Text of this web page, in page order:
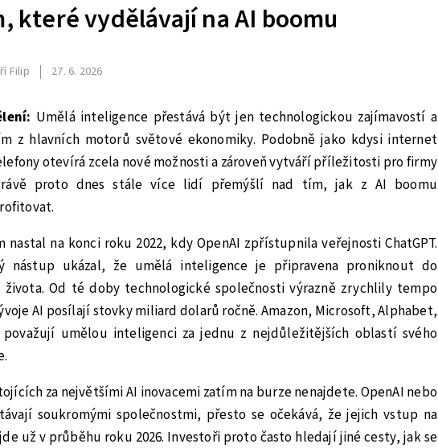
které vydělávají na AI boomu
Filip 27. 6. 2026
Umělá inteligence přestává být jen technologickou zajímavostí a
z hlavních motorů světové ekonomiky. Podobně jako kdysi internet
otevírá zcela nové možnosti a zároveň vytváří příležitosti pro firmy
proto dnes stále více lidí přemýšlí nad tím, jak z AI boomu
nastal na konci roku 2022, kdy OpenAI zpřístupnila veřejnosti ChatGPT.
nástup ukázal, že umělá inteligence je připravena proniknout do
života. Od té doby technologické společnosti výrazně zrychlily tempo
AI posílají stovky miliard dolarů ročně. Amazon, Microsoft, Alphabet,
považují umělou inteligenci za jednu z nejdůležitějších oblastí svého
za největšími AI inovacemi zatím na burze nenajdete. OpenAI nebo
soukromými společnostmi, přesto se očekává, že jejich vstup na
už v průběhu roku 2026. Investoři proto často hledají jiné cesty, jak se